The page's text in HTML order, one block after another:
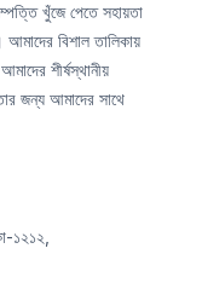
খুঁজে পেতে সহায়তা
বিশাল তালিকায়
শীর্ষস্থানীয়
জন্য আমাদের সাথে
১২১২,